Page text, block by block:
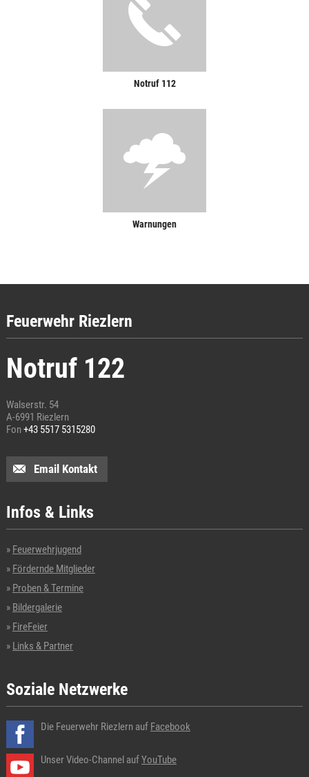
Notruf 112
Warnungen
Feuerwehr Riezlern
Notruf 122
Walserstr. 54
A-6991 Riezlern
Fon+43 5517 5315280
Email Kontakt
Infos & Links
Feuerwehrjugend
Fördernde Mitglieder
Proben & Termine
Bildergalerie
FireFeier
Links & Partner
Soziale Netzwerke
Die Feuerwehr Riezlern auf Facebook
Unser Video-Channel aufYouTube